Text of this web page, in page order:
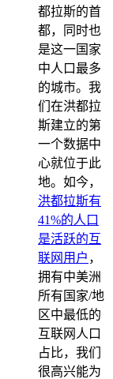
都拉斯的首
都，同时也
是这一国家
中人口最多
的城市。我
们在洪都拉
斯建立的第
一个数据中
心就位于此
地。如今，
洪都拉斯有
41%的人口
是活跃的互
联网用户 ，
拥有中美洲
所有国家/地
区中最低的
互联网人口
占比，我们
很高兴能为